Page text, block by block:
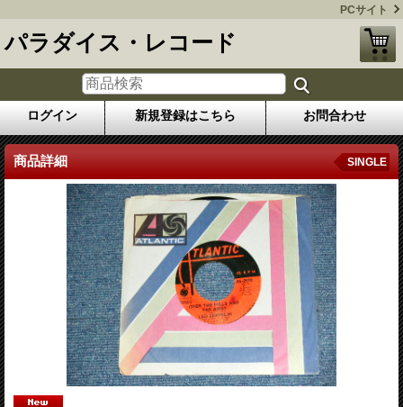
PCサイト
パラダイス・レコード
ログイン 新規登録はこちら お問合わせ
商品詳細 SINGLE